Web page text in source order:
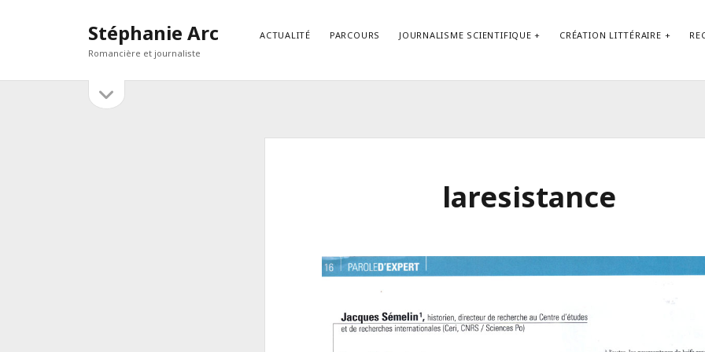
Stéphanie Arc
Romancière et journaliste
ACTUALITÉ PARCOURS JOURNALISME SCIENTIFIQUE CRÉATION LITTÉRAIRE
sidebar
Contact
laresistance